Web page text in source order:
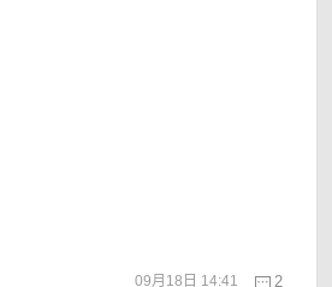
09月18日 14:41 2